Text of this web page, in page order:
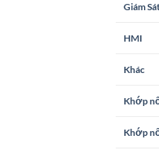
Giám
HMI
Khác
Khớp
Khớp